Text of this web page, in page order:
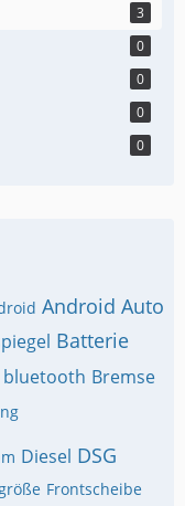
3
0
0
0
0
Android Auto
Batterie
bluetooth Bremse
Diesel DSG
Frontscheibe